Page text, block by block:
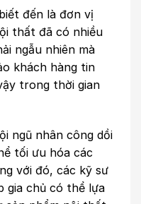
đến là đơn vị
thất đã có nhiều
ngẫu nhiên mà
khách hàng tin
trong thời gian
ngũ nhân công dồi
tối ưu hóa các
với đó, các kỹ sư
gia chủ có thể lựa